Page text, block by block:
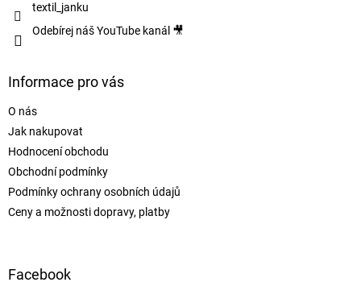
textil_janku
Odebírej náš YouTube kanál 🎥
Informace pro vás
O nás
Jak nakupovat
Hodnocení obchodu
Obchodní podmínky
Podmínky ochrany osobních údajů
Ceny a možnosti dopravy, platby
Facebook